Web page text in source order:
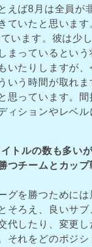
えば8月は全員が
ていたと思います
います。彼は少
まっているという
いたりしますが、
いう時間が取れま
思っています。間
ィションやレベル
トルの数も多い
つチームとカップ
グを勝つために
そろえ、良いサブ
代したり、変更し
それをどのポジ